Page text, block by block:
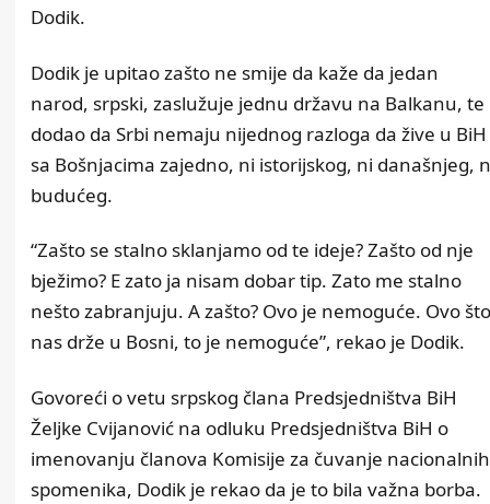
Dodik.
Dodik je upitao zašto ne smije da kaže da jedan
narod, srpski, zaslužuje jednu državu na Balkanu, te
dodao da Srbi nemaju nijednog razloga da žive u BiH
sa Bošnjacima zajedno, ni istorijskog, ni današnjeg,
budućeg.
“Zašto se stalno sklanjamo od te ideje? Zašto od nje
bježimo? E zato ja nisam dobar tip. Zato me stalno
nešto zabranjuju. A zašto? Ovo je nemoguće. Ovo što
nas drže u Bosni, to je nemoguće”, rekao je Dodik.
Govoreći o vetu srpskog člana Predsjedništva BiH
Željke Cvijanović na odluku Predsjedništva BiH o
imenovanju članova Komisije za čuvanje nacionalnih
spomenika, Dodik je rekao da je to bila važna borba.